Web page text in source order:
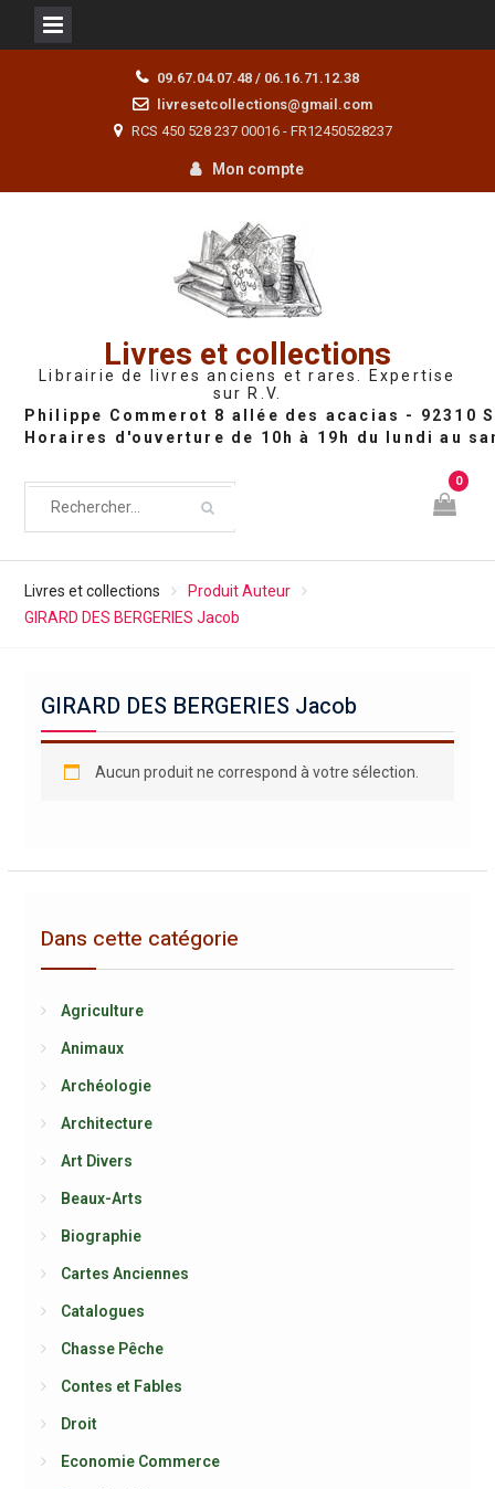
09.67.04.07.48 / 06.16.71.12.38
livresetcollections@gmail.com
RCS 450 528 237 00016 - FR12450528237
Mon compte
Livres et collections
Librairie de livres anciens et rares. Expertise
sur R.V.
0
Livres et collections
Produit Auteur
GIRARD DES BERGERIES Jacob
GIRARD DES BERGERIES Jacob
Aucun produit ne correspond à votre sélection.
Dans cette catégorie
Agriculture
Animaux
Archéologie
Architecture
Art Divers
Beaux-Arts
Biographie
Cartes Anciennes
Catalogues
Chasse Pêche
Contes et Fables
Droit
Economie Commerce